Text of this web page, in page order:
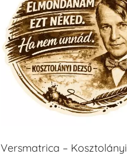
Versmatrica – Kosztolányi